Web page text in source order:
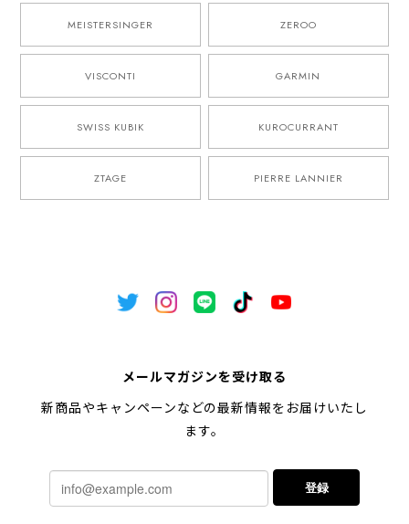
MEISTERSINGER ZEROO
VISCONTI GARMIN
SWISS KUBIK KUROCURRANT
ZTAGE PIERRE LANNIER
メールマガジンを受け取る
新商品やキャンペーンなどの最新情報をお届けいたし
ます。
登録